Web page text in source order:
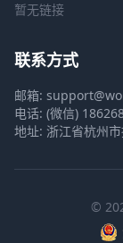
暂无链接
联系方式
邮箱:
电话: (微信)
地址: 浙江省杭州
©